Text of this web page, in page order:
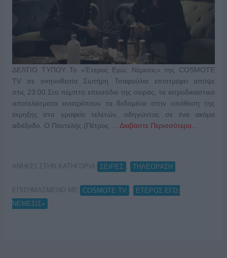
ΔΕΛΤΙΟ ΤΥΠΟΥ Το «Έτερος Εγώ: Νέμεσις» της COSMOTE
TV σε σκηνοθεσία Σωτήρη Τσαφούλια επιστρέφει απόψε
στις 23:00.Στο πέμπτο επεισόδιο της σειράς, τα ιατροδικαστικά
αποτελέσματα ανατρέπουν τα δεδομένα στην υπόθεση της
έκρηξης στο γραφείο τελετών, οδηγώντας σε ένα ακόμα
αδιέξοδο. Ο Παντελής (Πέτρος … Διαβάστε Περισσότερα...
ΑΝΗΚΕΙ ΣΤΗΝ ΚΑΤΗΓΟΡΙΑ: ΣΕΙΡΕΣ ΤΗΛΕΟΡΑΣΗ
ΕΠΙΣΗΜΑΣΜΕΝΟ ΜΕ: COSMOTE TV
ΕΤΕΡΟΣ ΕΓΩ:
ΝΕΜΕΣΙΣ»